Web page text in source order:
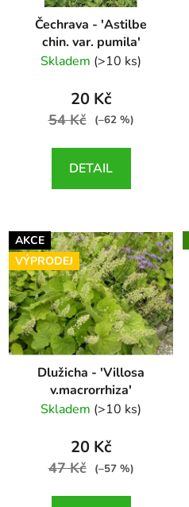
Čechrava - 'Astilbe
chin. var. pumila'
Astilbe chinensis var.
Skladem (>10 ks)
20 Kč
54 Kč (–62 %)
DETAIL
AKCE
VÝPRODEJ
Dlužicha - 'Villosa
v.macrorrhiza'
Heuchera Villosa var.
Skladem (>10 ks)
20 Kč
47 Kč (–57 %)